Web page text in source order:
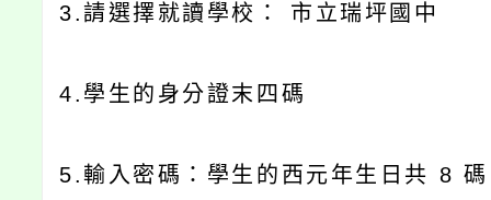
3.請選擇就讀學校： 市立瑞坪國中
4. 學生的身分證末四碼
5.輸入密碼：學生的西元年生日共 8 碼